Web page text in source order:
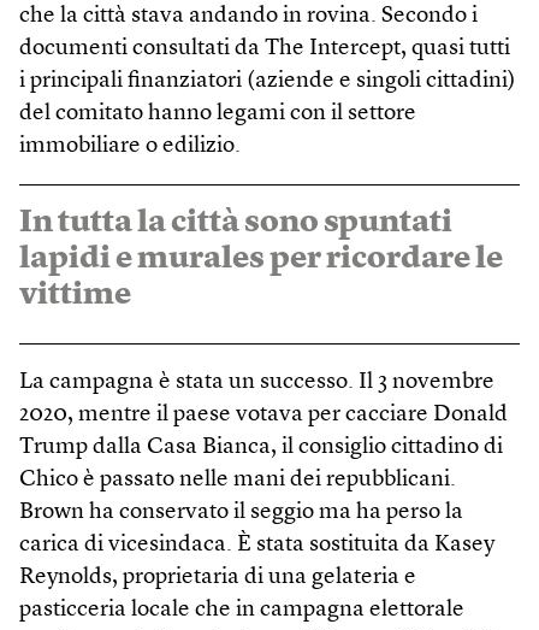
che la città stava andando in rovina. Secondo i
documenti consultati da The Intercept, quasi tutti
i principali finanziatori (aziende e singoli cittadini)
del comitato hanno legami con il settore
immobiliare o edilizio.
In tutta la città sono spuntati
lapidi e murales per ricordare le
vittime
La campagna è stata un successo. Il 3 novembre
2020, mentre il paese votava per cacciare Donald
Trump dalla Casa Bianca, il consiglio cittadino di
Chico è passato nelle mani dei repubblicani.
Brown ha conservato il seggio ma ha perso la
carica di vicesindaca. È stata sostituita da Kasey
Reynolds, proprietaria di una gelateria e
pasticceria locale che in campagna elettorale